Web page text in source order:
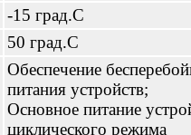
-15 град.С
50 град.С
Обеспечение
питания устройств;
Основное питание
циклического режима